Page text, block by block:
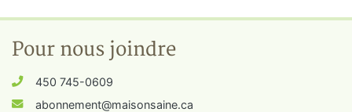
Pour nous joindre
450 745-0609
abonnement@maisonsaine.ca